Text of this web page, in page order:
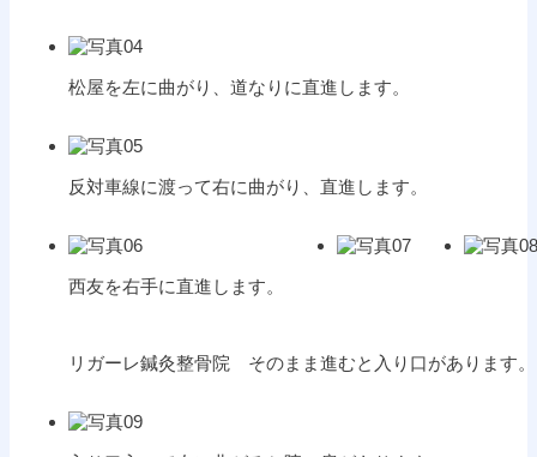
松屋を左に曲がり、道なりに直進します。
反対車線に渡って右に曲がり、直進します。
西友を右手に直進します。
リガーレ鍼灸整骨院 そのまま進むと入り口があります。